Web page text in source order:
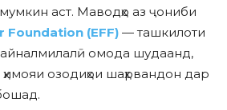
аст. Маводҳо аз ҷониби
Foundation (EFF) — ташкилоти
омода шудаанд,
озодиҳои шаҳрвандон дар